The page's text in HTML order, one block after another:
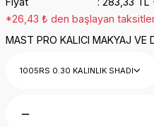
*26,43 ₺ den başlayan
MAST PRO KALICI MAKYAJ VE